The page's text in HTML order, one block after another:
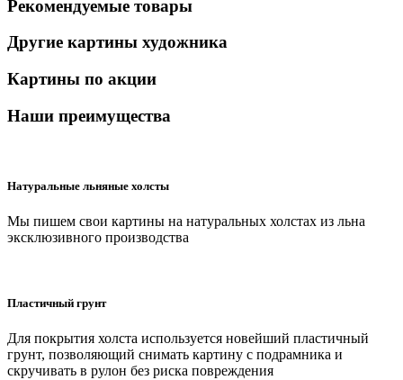
Рекомендуемые товары
Другие картины художника
Картины по акции
Наши преимущества
Натуральные льняные холсты
Мы пишем свои картины на натуральных холстах из льна
эксклюзивного производства
Пластичный грунт
Для покрытия холста используется новейший пластичный
грунт, позволяющий снимать картину с подрамника и
скручивать в рулон без риска повреждения